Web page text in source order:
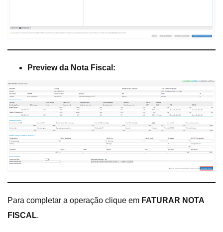
Preview da Nota Fiscal:
Para completar a operação clique em FATURAR NOTA
FISCAL.